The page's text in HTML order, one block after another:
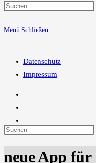
Suche
Menü Schließen
Datenschutz
Impressum
Diese
durchsuchen
neue App für